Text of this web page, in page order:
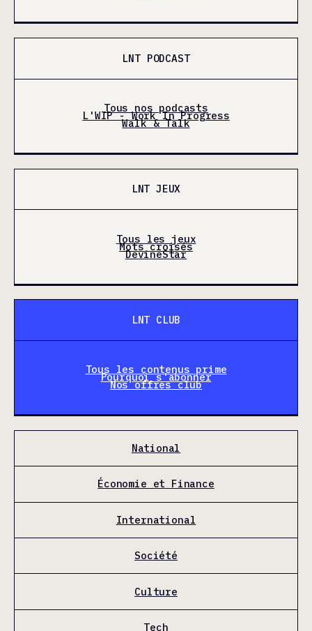
LNT PODCAST
Tous nos podcasts
L'WIP - Work In Progress
Walk & Talk
LNT JEUX
Tous les jeux
Mots croisés
DevineStar
LNT CLUB
Tous les contenus prime
Pourquoi s'abonner
Nos offres club
National
Économie et Finance
International
Société
Culture
Tech